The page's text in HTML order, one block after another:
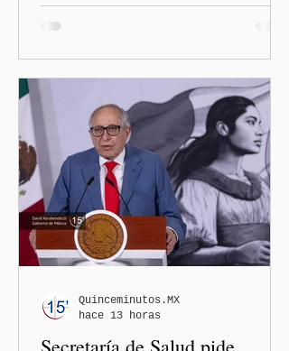
Estado amplió la revisión
de la presencia digital de
los solicitantes, mientras
Washington busca cerrar el
paso al llamado “turismo de
nacimiento” y reforzar los
controles migratorios.
Quinceminutos.MX
hace 13 horas